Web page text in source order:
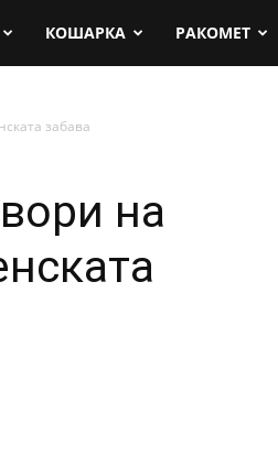
КОШАРКА РАКОМЕТ
забава
на